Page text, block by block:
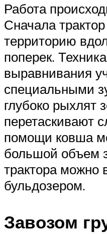
Работа
Сначала
территорию
поперек.
выравнивания
специальными
глубоко рыхлят
перетаскивают
помощи ковша
большой объем
трактора можно
бульдозером.
Завозом